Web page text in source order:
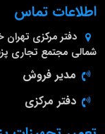
اطلاعات تماس
دفتر مرکزی تهران
شمالی مجتمع تجاری
مدیر فروش
دفتر مرکزی